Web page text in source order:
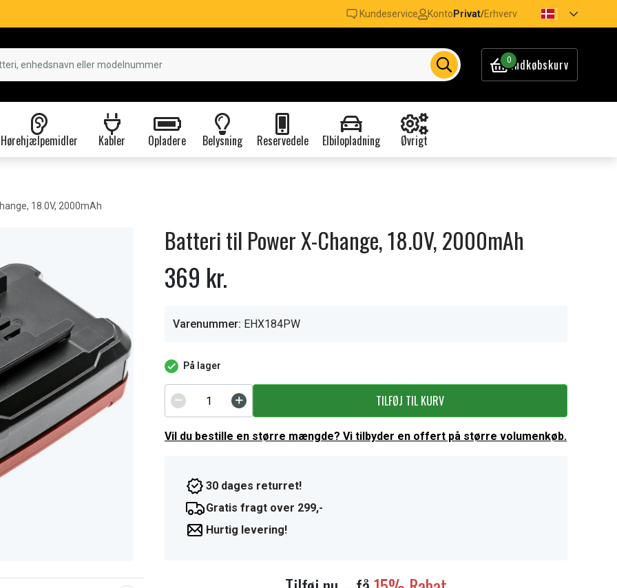
Kundeservice Konto Privat/Erhverv
0Indkøbskurv
Hørehjælpemidler Kabler Opladere Belysning Reservedele Elbilopladning Øvrigt
18.0V, 2000mAh
Batteri til Power X-Change, 18.0V, 2000mAh
369 kr.
Varenummer: EHX184PW
På lager
TILFØJ TIL KURV
Vil du bestille en større mængde? Vi tilbyder en offert på større volumenkøb.
30 dages returret!
Gratis fragt over 299,-
Hurtig levering!